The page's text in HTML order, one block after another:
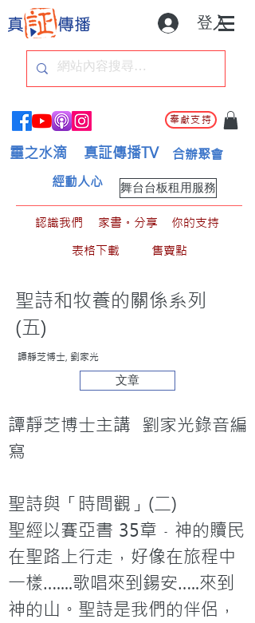
登入
奉獻支持
靈之水滴 真証傳播TV 合辦聚會
舞台台板租用服務
經動人心
認識我們 家書。分享
你的支持
表格下載
售賣點
聖詩和牧養的關係系列
(五)
譚靜芝博士, 劉家光
文章
譚靜芝博士主講 劉家光錄音編
寫
聖詩與「時間觀」(二)
聖經以賽亞書 35章﹣神的贖民
在聖路上行走，好像在旅程中
一樣…....歌唱來到鍚安…..來到
神的山。聖詩是我們的伴侶，